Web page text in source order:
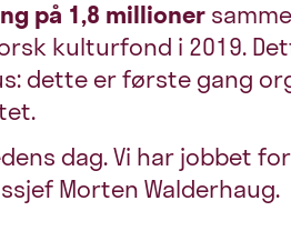
på 1,8 millioner
kulturfond i 2019.
dette er første gang
dag. Vi har jobbet
Morten Walderhaug.